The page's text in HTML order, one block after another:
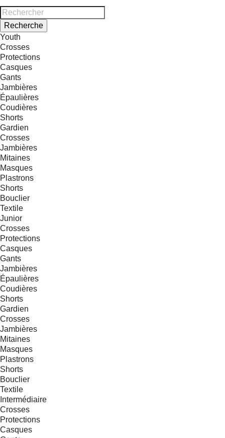
Recherche
Youth
Crosses
Protections
Casques
Gants
Jambières
Épaulières
Coudières
Shorts
Gardien
Crosses
Jambières
Mitaines
Masques
Plastrons
Shorts
Bouclier
Textile
Junior
Crosses
Protections
Casques
Gants
Jambières
Épaulières
Coudières
Shorts
Gardien
Crosses
Jambières
Mitaines
Masques
Plastrons
Shorts
Bouclier
Textile
Intermédiaire
Crosses
Protections
Casques